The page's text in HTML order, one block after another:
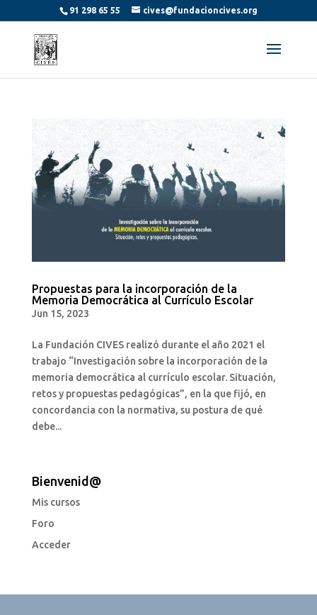
91 298 65 55 cives@fundacioncives.org
Propuestas para la incorporación de la
Memoria Democrática al Currículo Escolar
Jun 15, 2023
La Fundación CIVES realizó durante el año 2021 el
trabajo “Investigación sobre la incorporación de la
memoria democrática al currículo escolar. Situación,
retos y propuestas pedagógicas”, en la que fijó, en
concordancia con la normativa, su postura de qué
debe...
Bienvenid@
Mis cursos
Foro
Acceder